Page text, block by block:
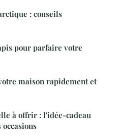
: conseils
pour parfaire votre
maison rapidement et
à offrir : l'idée-cadeau